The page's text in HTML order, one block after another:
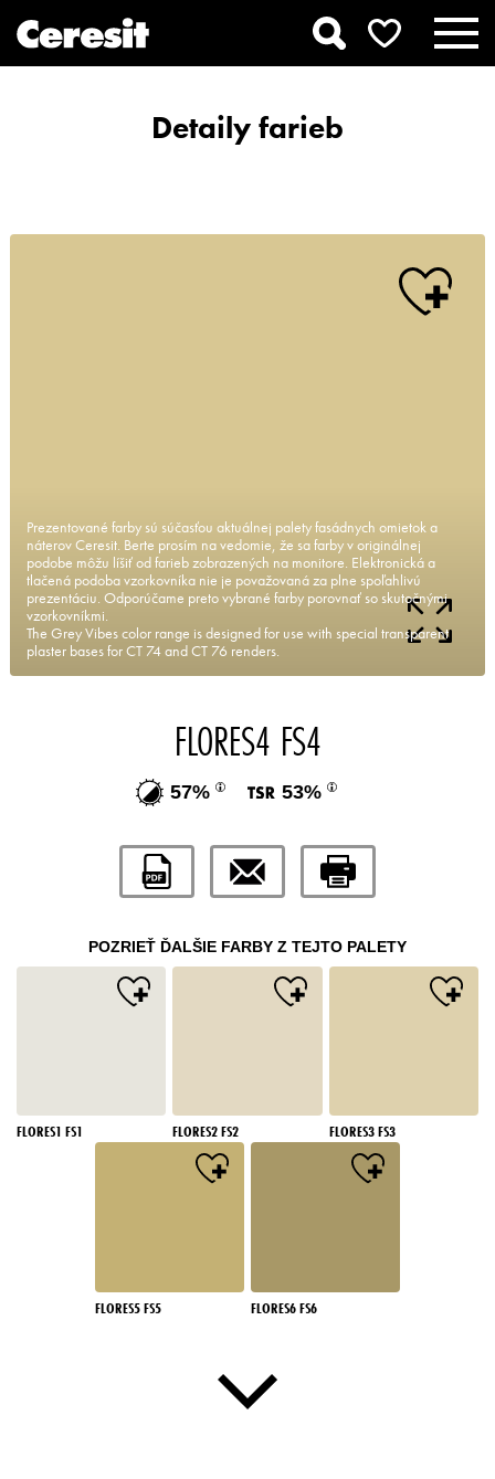
Detaily farieb
Prezentované farby sú súčasťou aktuálnej palety fasádnych omietok a
náterov Ceresit. Berte prosím na vedomie, že sa farby v originálnej
podobe môžu líšiť od farieb zobrazených na monitore. Elektronická a
tlačená podoba vzorkovníka nie je považovaná za plne spoľahlivú
prezentáciu. Odporúčame preto vybrané farby porovnať so skutočnými
vzorkovníkmi.
The Grey Vibes color range is designed for use with special transparent
plaster bases for CT 74 and CT 76 renders.
FLORES4 FS4
57% 53%
POZRIEŤ ĎALŠIE FARBY Z TEJTO PALETY
FLORES1 FS1 FLORES2 FS2 FLORES3 FS3
FLORES5 FS5 FLORES6 FS6